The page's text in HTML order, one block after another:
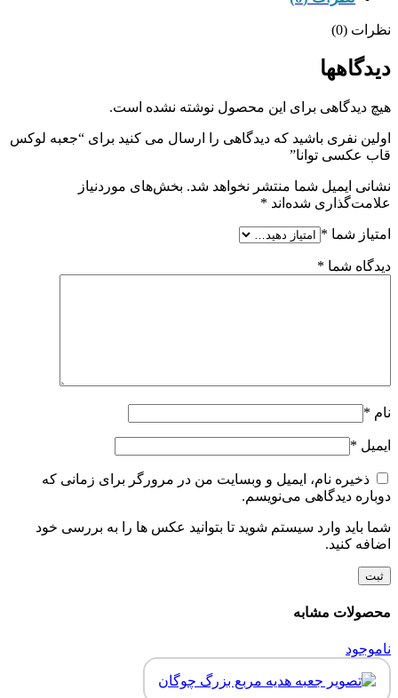
نظرات (0)
دیدگاهها
هیچ دیدگاهی برای این محصول نوشته نشده است.
اولین نفری باشید که دیدگاهی را ارسال می کنید برای “جعبه لوکس
قاب عکسی توانا”
نشانی ایمیل شما منتشر نخواهد شد. بخش‌های موردنیاز
علامت‌گذاری شده‌اند *
امتیاز شما *
دیدگاه شما *
نام *
ایمیل *
ذخیره نام، ایمیل و وبسایت من در مرورگر برای زمانی که
دوباره دیدگاهی می‌نویسم.
شما باید وارد سیستم شوید تا بتوانید عکس ها را به بررسی خود
اضافه کنید.
محصولات مشابه
ناموجود